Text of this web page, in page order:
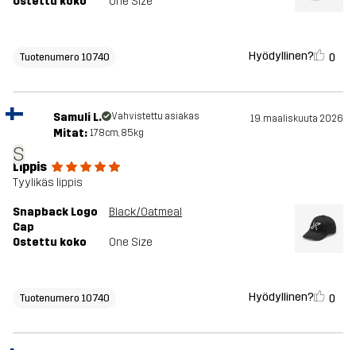
Tuotenumero 10740 Hyödyllinen? 0
S
Samuli L. Vahvistettu asiakas 19. maaliskuuta 2026
Mitat: 178cm, 85kg
Lippis
Tyylikäs lippis
Snapback Logo
Cap
Black/Oatmeal
Ostettu koko One Size
Tuotenumero 10740 Hyödyllinen? 0